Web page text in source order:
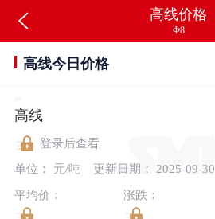
高线价格
Φ8
高线今日价格
高线
登录后查看
单位： 元/吨
更新日期： 2025-09-30
平均价： 涨跌：